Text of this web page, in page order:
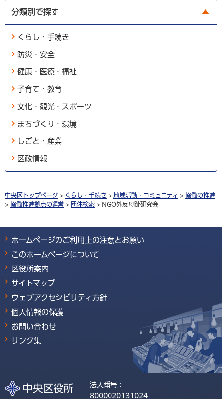
分類別で探す
くらし・手続き
防災・安全
健康・医療・福祉
子育て・教育
文化・観光・スポーツ
まちづくり・環境
しごと・産業
区政情報
中央区トップページ > くらし・手続き > 地域活動・コミュニティ > 協働の推進
> 協働推進拠点の運営 > 団体検索 > NGO外反母趾研究会
ホームページのご利用上の注意とお願い
このホームページについて
区役所案内
サイトマップ
ウェブアクセシビリティ方針
個人情報の保護
お問い合わせ
リンク集
法人番号：
8000020131024